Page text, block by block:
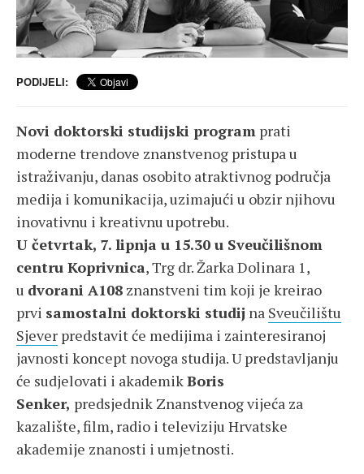
PODIJELI:
Novi doktorski studijski program prati
moderne trendove znanstvenog pristupa u
istraživanju, danas osobito atraktivnog područja
medija i komunikacija, uzimajući u obzir njihovu
inovativnu i kreativnu upotrebu.
U četvrtak, 7. lipnja u 15.30 u Sveučilišnom
centru Koprivnica, Trg dr. Žarka Dolinara 1,
u dvorani A108 znanstveni tim koji je kreirao
prvi samostalni doktorski studij na Sveučilištu
Sjever predstavit će medijima i zainteresiranoj
javnosti koncept novoga studija. U predstavljanju
će sudjelovati i akademikBoris
Senker, predsjednik Znanstvenog vijeća za
kazalište, film, radio i televiziju Hrvatske
akademije znanosti i umjetnosti.